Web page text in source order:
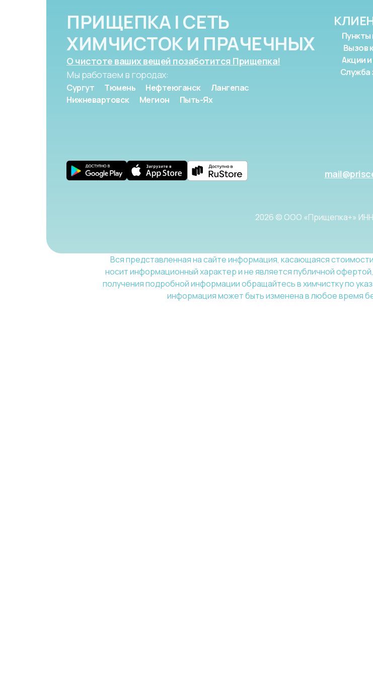
ПРИЩЕПКА | СЕТЬ
ХИМЧИСТОК И ПРАЧЕЧНЫХ
О чистоте ваших вещей позаботится Прищепка!
Мы работаем в городах:
Сургут Тюмень Нефтеюганск
Лангепас
Нижневартовск
Мегион Пыть-Ях
Пункты
Вызов
Акции
Служба
2026 © ООО «Прищепка+»
Вся представленная на сайте информация, касающаяся
носит информационный характер и не является публичной
получения подробной информации обращайтесь в химчистку по
информация может быть изменена в любое время